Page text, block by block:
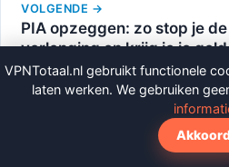
VOLGENDE →
PIA opzeggen: zo stop je
verlenging en krijg je je
Meer uit de kennisbank
VPNTotaal.nl gebruikt functionele
laten werken. We gebruiken